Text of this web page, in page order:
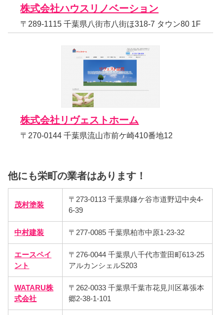
株式会社ハウスリノベーション
〒289-1115 千葉県八街市八街ほ318-7 タウン80 1F
株式会社リヴェストホーム
〒270-0144 千葉県流山市前ケ崎410番地12
他にも栄町の業者はあります！
茂村塗装
〒273-0113 千葉県鎌ケ谷市道野辺中央4-
6-39
中村建装 〒277-0085 千葉県柏市中原1-23-32
エースペイ
ント
〒276-0044 千葉県八千代市萱田町613-25
アルカンシェルS203
WATARU株
式会社
〒262-0033 千葉県千葉市花見川区幕張本
郷2-38-1-101